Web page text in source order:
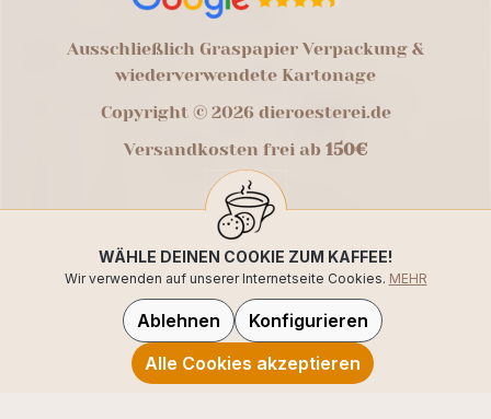
Ausschließlich Graspapier Verpackung &
wiederverwendete Kartonage
Copyright © 2026 dieroesterei.de
Versandkosten frei ab 150€
WÄHLE DEINEN COOKIE ZUM KAFFEE!
Wir verwenden auf unserer Internetseite Cookies. MEHR
Ablehnen
Konfigurieren
Alle Cookies akzeptieren